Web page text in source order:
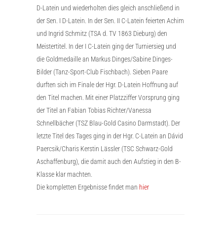
D-Latein und wiederholten dies gleich anschließend in
der Sen. I D-Latein. In der Sen. II C-Latein feierten Achim
und Ingrid Schmitz (TSA d. TV 1863 Dieburg) den
Meistertitel. In der I C-Latein ging der Turniersieg und
die Goldmedaille an Markus Dinges/Sabine Dinges-
Bilder (Tanz-Sport-Club Fischbach). Sieben Paare
durften sich im Finale der Hgr. D-Latein Hoffnung auf
den Titel machen. Mit einer Platzziffer Vorsprung ging
der Titel an Fabian Tobias Richter/Vanessa
Schnellbächer (TSZ Blau-Gold Casino Darmstadt). Der
letzte Titel des Tages ging in der Hgr. C-Latein an Dávid
Paercsik/Charis Kerstin Lässler (TSC Schwarz-Gold
Aschaffenburg), die damit auch den Aufstieg in den B-
Klasse klar machten.
Die kompletten Ergebnisse findet man hier